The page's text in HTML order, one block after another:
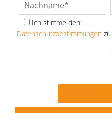
Ich stimme den
Datenschutzbestimmungen zu